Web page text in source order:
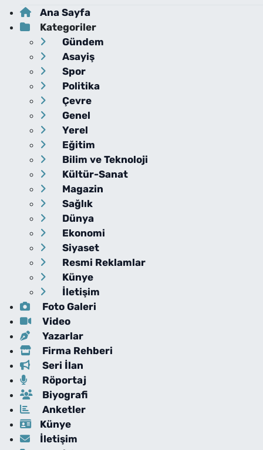
Ana Sayfa
Kategoriler
Gündem
Asayiş
Spor
Politika
Çevre
Genel
Yerel
Eğitim
Bilim ve Teknoloji
Kültür-Sanat
Magazin
Sağlık
Dünya
Ekonomi
Siyaset
Resmi Reklamlar
Künye
İletişim
Foto Galeri
Video
Yazarlar
Firma Rehberi
Seri İlan
Röportaj
Biyografi
Anketler
Künye
İletişim